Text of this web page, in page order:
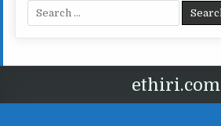
Search for:
ethiri.com